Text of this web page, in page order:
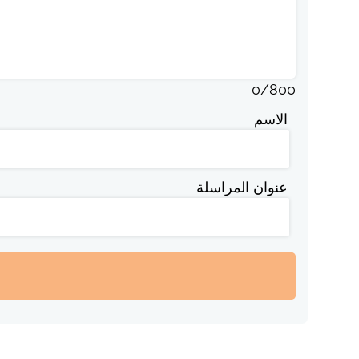
0/800
الاسم
عنوان المراسلة